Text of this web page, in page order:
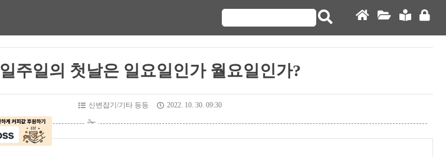
일주일의 첫날은 일요일인가 월요일인가?
신변잡기/기타 등등 2022. 10. 30. 09:30